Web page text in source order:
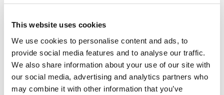
This website uses cookies
We use cookies to personalise content and ads, to
provide social media features and to analyse our traffic.
We also share information about your use of our site with
our social media, advertising and analytics partners who
may combine it with other information that you’ve
Les crítiques dels partits de la dreta espanyola se centren en les dues
reducció del dèficit. Tanmateix, és més que probable que fessin el
mateix si governessin ara.
Continua llegint →